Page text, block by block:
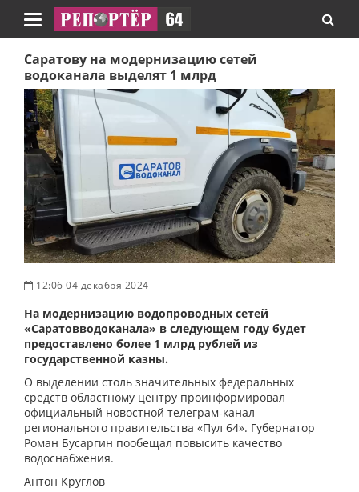
Навигация
Саратову на модернизацию сетей
водоканала выделят 1 млрд
12:06 04 декабря 2024
На модернизацию водопроводных сетей
«Саратовводоканала» в следующем году будет
предоставлено более 1 млрд рублей из
государственной казны.
О выделении столь значительных федеральных
средств областному центру проинформировал
официальный новостной телеграм-канал
регионального правительства «Пул 64». Губернатор
Роман Бусаргин пообещал повысить качество
водоснабжения.
Антон Круглов